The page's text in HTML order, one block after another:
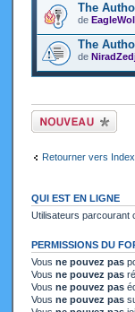
The
de
The
de
Ecrire un nouveau
sujet
Retourner vers
QUI EST EN LIGNE
Utilisateurs parcourant
PERMISSIONS DU
Vous ne pouvez pas
Vous ne pouvez pas
Vous ne pouvez pas
Vous ne pouvez pas